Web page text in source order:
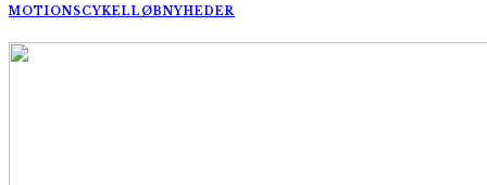
MOTIONSCYKELLØBNYHEDER